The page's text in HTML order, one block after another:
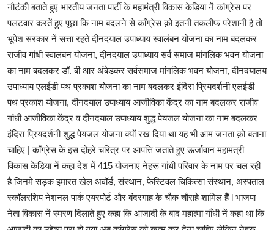
नौटंकी बताते हुए भारतीय जनता पार्टी के महामंत्री विकास केडिया नें कांग्रेस पर
पलटवार करतें हुए पूछा कि नाम बदलने से कॉंग्रेस क़ो इतनी तकलीफ परेशानी है तो
भूपेश सरकार नें सत्ता रहते दीनदयाल उपाध्याय स्वालंबन योजना का नाम बदलकर
राजीव गांधी स्वालंबन योजना, दीनदयाल उपाध्याय सर्व समाज मांगलिक भवन योजना
का नाम बदलकर डॉ. बी आर अंबेडकर सर्वसमाज मांगलिक भवन योजना, दीनदयालय
उपाध्याय एलईडी पथ प्रकाश योजना का नाम बदलकर इंदिरा प्रियदर्शनी एलईडी
पथ प्रकाश योजना, दीनदयाल उपाध्याय आजीविका केंद्र का नाम बदलकर राजीव
गांधी आजीविका केंद्र व दीनदयाल उपाध्याय शुद्ध पेयजल योजना का नाम बदलकर
इंदिरा प्रियदर्शनी शुद्ध पेयजल योजना क्यों रख दिया था यह भी आम जनता क़ो बताना
चाहिए | कॉंग्रेस के इस दोहरे चरित्र पर आपत्ति जताते हुए ऊर्जावान महामंत्री
विकास केडिया नें कहा देश में 415 योजनाएं नेहरू गांधी परिवार के नाम पर चल रही
है जिनमे सड़क इमारत खेल अवॉर्ड, संस्थान, फेस्टिवल चिकित्सा संस्थान, अस्पताल
स्कॉलरशिप नेशनल पार्क एयरपोर्ट और बंदरगाह के चौक चौराहे शामिल हैँ l भाजपा
नेता विकास नें स्मरण दिलाते हुए कहा कि आजादी क़े बाद महात्मा गाँधी नें कहा था कि